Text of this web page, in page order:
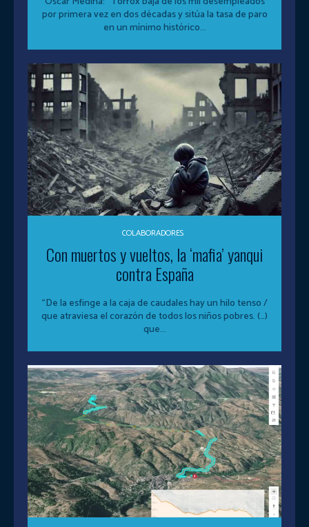
por primera vez en dos décadas y sitúa la tasa de paro
en un mínimo histórico...
COLABORADORES
Con muertos y vueltos, la ‘mafia’ yanqui
contra España
“De la esfinge a la caja de caudales hay un hilo tenso /
que atraviesa el corazón de todos los niños pobres. (…)
que...